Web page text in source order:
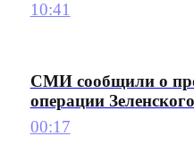
10:41
СМИ сообщили о
операции
00:17